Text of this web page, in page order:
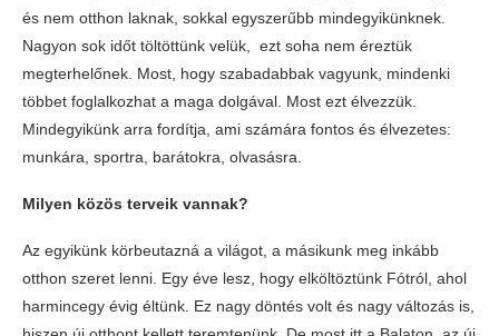
és nem otthon laknak, sokkal egyszerűbb mindegyikünknek.
Nagyon sok időt töltöttünk velük, ezt soha nem éreztük
megterhelőnek. Most, hogy szabadabbak vagyunk, mindenki
többet foglalkozhat a maga dolgával. Most ezt élvezzük.
Mindegyikünk arra fordítja, ami számára fontos és élvezetes:
munkára, sportra, barátokra, olvasásra.
Milyen közös terveik vannak?
Az egyikünk körbeutazná a világot, a másikunk meg inkább
otthon szeret lenni. Egy éve lesz, hogy elköltöztünk Fótról, ahol
harmincegy évig éltünk. Ez nagy döntés volt és nagy változás is,